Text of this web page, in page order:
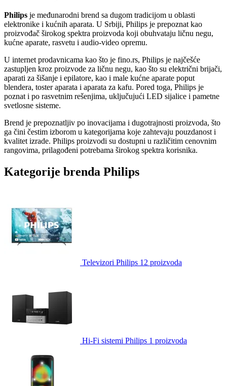
Philips je međunarodni brend sa dugom tradicijom u oblasti
elektronike i kućnih aparata. U Srbiji, Philips je prepoznat kao
proizvođač širokog spektra proizvoda koji obuhvataju ličnu negu,
kućne aparate, rasvetu i audio-video opremu.
U internet prodavnicama kao što je fino.rs, Philips je najčešće
zastupljen kroz proizvode za ličnu negu, kao što su električni brijači,
aparati za šišanje i epilatore, kao i male kućne aparate poput
blendera, toster aparata i aparata za kafu. Pored toga, Philips je
poznat i po rasvetnim rešenjima, uključujući LED sijalice i pametne
svetlosne sisteme.
Brend je prepoznatljiv po inovacijama i dugotrajnosti proizvoda, što
ga čini čestim izborom u kategorijama koje zahtevaju pouzdanost i
kvalitet izrade. Philips proizvodi su dostupni u različitim cenovnim
rangovima, prilagođeni potrebama širokog spektra korisnika.
Kategorije brenda Philips
Televizori Philips 12 proizvoda
Hi-Fi sistemi Philips 1 proizvoda